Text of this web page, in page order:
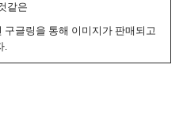
같은
구글링을 통해 이미지가 판매되고
.